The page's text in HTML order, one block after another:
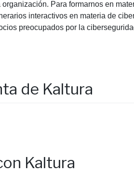
Para formarnos en
interactivos en materia de
preocupados por la
de Kaltura
Kaltura